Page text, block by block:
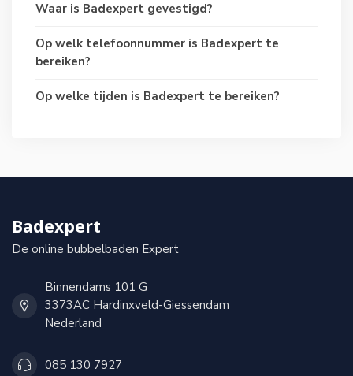
Waar is Badexpert gevestigd?
Op welk telefoonnummer is Badexpert te
bereiken?
Op welke tijden is Badexpert te bereiken?
Badexpert
De online bubbelbaden Expert
Binnendams 101 G
3373AC Hardinxveld-Giessendam
Nederland
085 130 7927